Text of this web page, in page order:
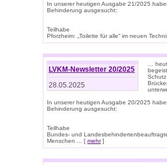
In unserer heutigen Ausgabe 21/2025
Behinderung ausgesucht:
Teilhabe
Pforzheim: „Toilette für alle“ im neuen
LVKM-Newsletter 20/2025
28.05.2025
…
In unserer heutigen Ausgabe 20/2025
Behinderung ausgesucht:
Teilhabe
Bundes- und
Menschen ... [ mehr]